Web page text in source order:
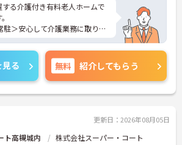
る介護付き有料老人ホームで
駐＞安心して介護業務に取り組
間を有効活用したい方にもお
者様が安心・安全でいきいき
サポートされています。
面接対策ポイント等、さらに
る 無料 紹介してもらう
更新日：2026年08月05日
ト高槻城内 株式会社スーパー・コート